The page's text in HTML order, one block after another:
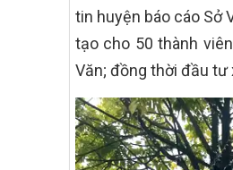
tin huyện báo cáo Sở
tạo cho 50 thành
Văn; đồng thời đầu tư